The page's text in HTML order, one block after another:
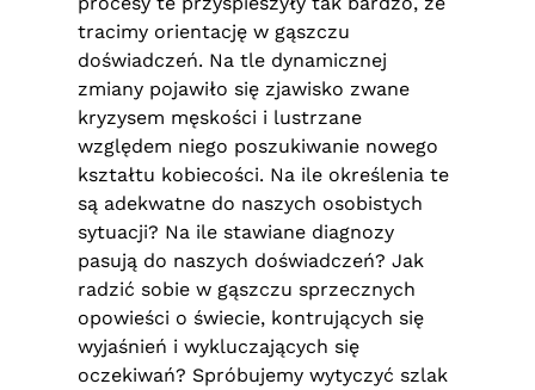
tracimy orientację w gąszczu
doświadczeń. Na tle dynamicznej
zmiany pojawiło się zjawisko zwane
kryzysem męskości i lustrzane
względem niego poszukiwanie nowego
kształtu kobiecości. Na ile określenia te
są adekwatne do naszych osobistych
sytuacji? Na ile stawiane diagnozy
pasują do naszych doświadczeń? Jak
radzić sobie w gąszczu sprzecznych
opowieści o świecie, kontrujących się
wyjaśnień i wykluczających się
oczekiwań? Spróbujemy wytyczyć szlak